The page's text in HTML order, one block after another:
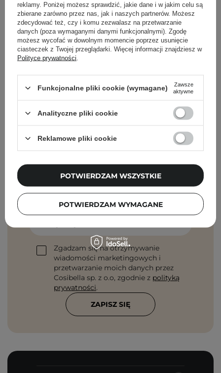
Cosibella Corner (Wileńska)
Cosibella Corner (Bohaterów Warszawy)
Cosibella Corner (Tadeusza Kościuszki)
Pielęgnacyjne checklisty, eksperckie porady,
beauty nowości - prosto na maila!
Zgadzam się na otrzymywanie
wiadomości marketingowych i
przetwarzanie moich danych przez
Cosibella sp. z o.o, zgodnie z polityką
prywatności.
ZAPISZ SIĘ
reklamy. Poniżej możesz sprawdzić, jakie dane i w jakim celu są
zbierane zarówno przez nas, jak i naszych partnerów. Możesz
zdecydować też, czy i komu zezwalasz na przetwarzanie
danych (poza wymaganymi danymi funkcjonalnymi). Zgodę
możesz wycofać w dowolnym momencie poprzez usunięcie
ciasteczek z Twojej przeglądarki. Więcej informacji znajdziesz w
Polityce prywatności
Funkcjonalne pliki cookie (wymagane)
Zawsze
aktywne
Analityczne pliki cookie
Reklamowe pliki cookie
POTWIERDZAM WYMAGANE
POTWIERDZAM WSZYSTKIE